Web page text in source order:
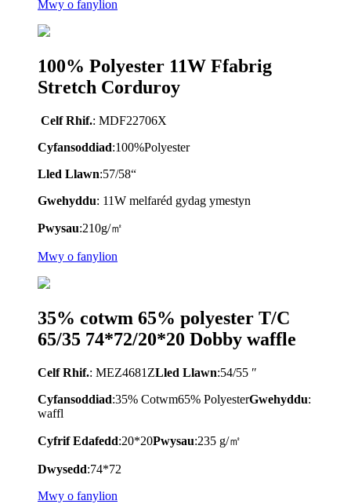
Mwy o fanylion
100% Polyester 11W Ffabrig
Stretch Corduroy
Celf Rhif.: MDF22706X
Cyfansoddiad:100%Polyester
Lled Llawn:57/58“
Gwehyddu: 11W melfaréd gydag ymestyn
Pwysau:210g/㎡
Mwy o fanylion
35% cotwm 65% polyester T/C
65/35 74*72/20*20 Dobby waffle
Celf Rhif.: MEZ4681ZLled Llawn:54/55 ″
Cyfansoddiad:35% Cotwm65% PolyesterGwehyddu:
waffl
Cyfrif Edafedd:20*20Pwysau:235 g/㎡
Dwysedd:74*72
Mwy o fanylion